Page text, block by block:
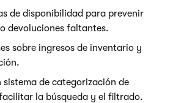
de disponibilidad para prevenir
devoluciones faltantes.
sobre ingresos de inventario y
sistema de categorización de
la búsqueda y el filtrado.